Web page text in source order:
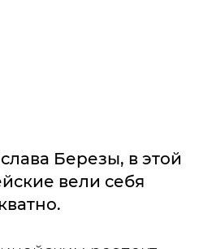
Березы, в этой
вели себя